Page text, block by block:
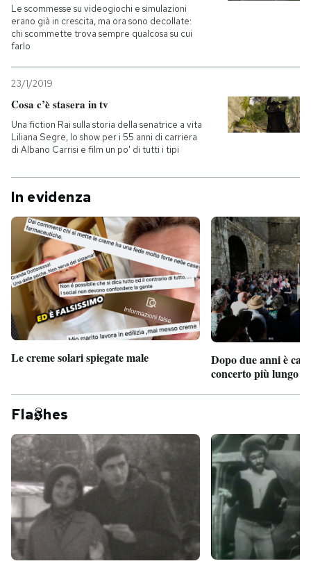
Le scommesse su videogiochi e simulazioni
erano già in crescita, ma ora sono decollate:
chi scommette trova sempre qualcosa su cui
farlo
23/1/2019
Cosa c’è stasera in tv
Una fiction Rai sulla storia della senatrice a vita
Liliana Segre, lo show per i 55 anni di carriera
di Albano Carrisi e film un po' di tutti i tipi
In evidenza
Le creme solari spiegate male
Dopo due anni è
concerto più lungo
Fla hes